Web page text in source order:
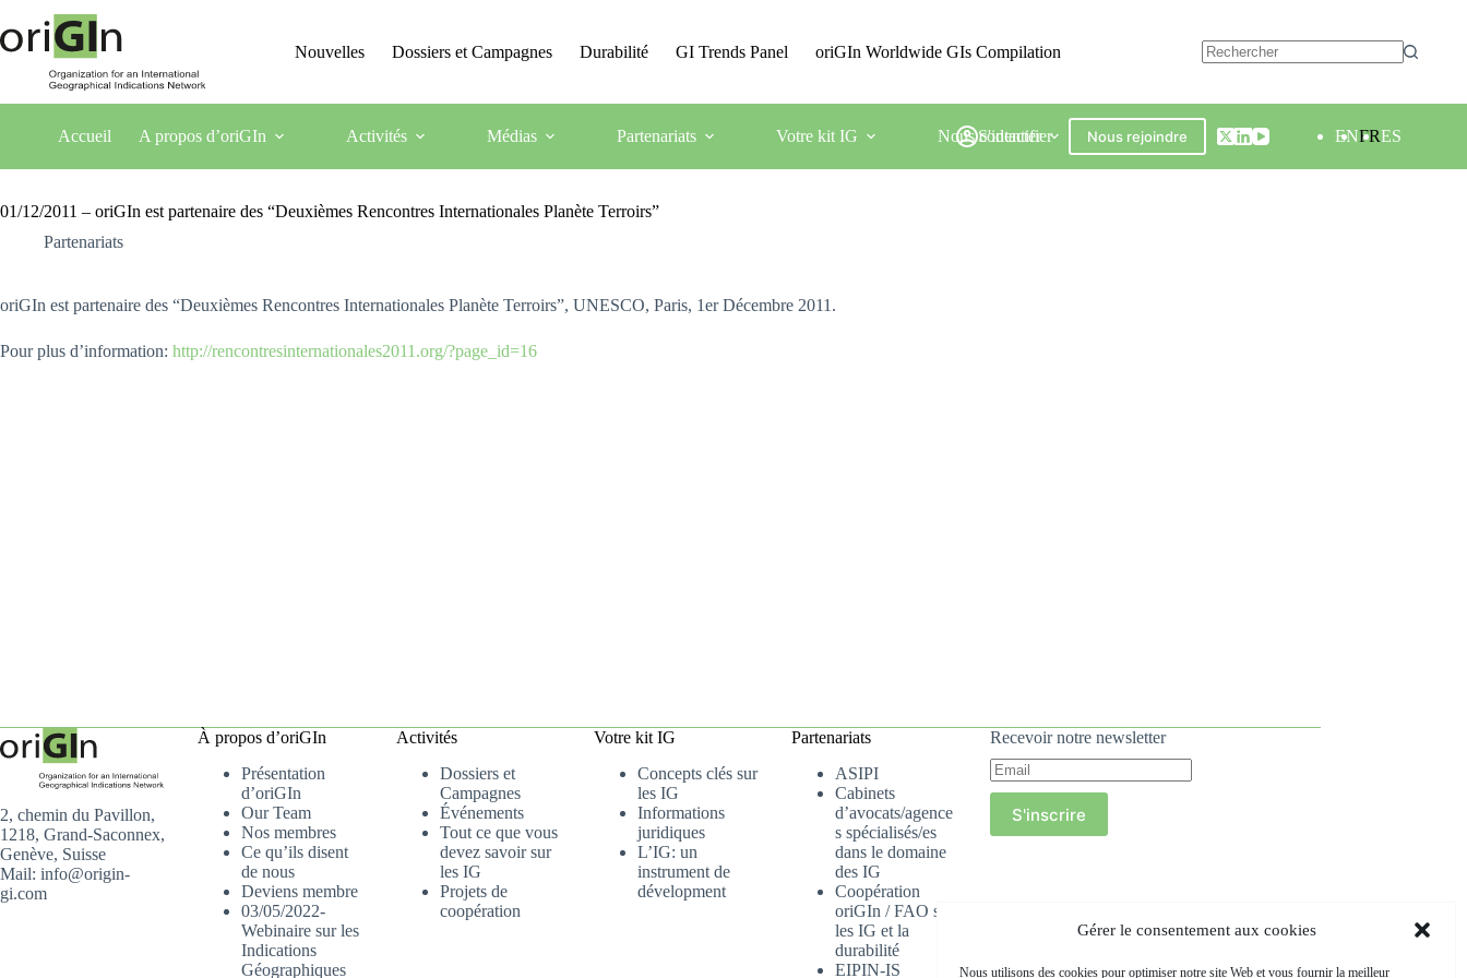
Gérer le consentement aux cookies
Nous utilisons des cookies pour optimiser notre site Web et vous fournir la meilleur
Nouvelles Dossiers et Campagnes Durabilité GI Trends Panel oriGIn Worldwide GIs Compilation
Accueil A propos d’oriGIn Activités Médias Partenariats Votre kit IG Nous contacter
S'identifier Nous rejoindre ENFRES
01/12/2011 – oriGIn est partenaire des “Deuxièmes Rencontres Internationales Planète Terroirs”
Partenariats
oriGIn est partenaire des “Deuxièmes Rencontres Internationales Planète Terroirs”, UNESCO, Paris, 1er Décembre 2011.
Pour plus d’information: http://rencontresinternationales2011.org/?page_id=16
2, chemin du Pavillon,
1218, Grand-Saconnex,
Genève, Suisse
Mail: info@origin-
gi.com
À propos d’oriGIn
Présentation
d’oriGIn
Our Team
Nos membres
Ce qu’ils disent
de nous
Deviens membre
03/05/2022-
Webinaire sur les
Indications
Géographiques
Activités
Dossiers et
Campagnes
Événements
Tout ce que vous
devez savoir sur
les IG
Projets de
coopération
Votre kit IG
Concepts clés sur
les IG
Informations
juridiques
L’IG: un
instrument de
dévelopment
Partenariats
ASIPI
Cabinets
d’avocats/agence
s spécialisés/es
dans le domaine
des IG
Coopération
oriGIn / FAO sur
les IG et la
durabilité
EIPIN-IS
Recevoir notre newsletter
S'inscrire